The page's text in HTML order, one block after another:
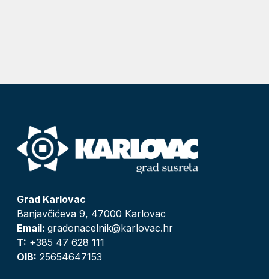
Grad Karlovac
Banjavčićeva 9, 47000 Karlovac
Email: gradonacelnik@karlovac.hr
T: +385 47 628 111
OIB: 25654647153